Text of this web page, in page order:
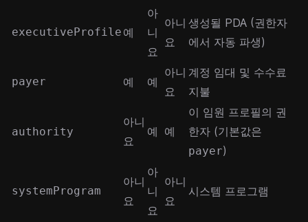
executiveProfile 예
아
니
요
아니
요
생성될 PDA (권한자
에서 자동 파생)
payer 예 예
아니
요
계정 임대 및 수수료
지불
authority
아니
요
예 예
이 임원 프로필의 권
한자 (기본값은
payer)
systemProgram
아니
요
아
니
요
아니
요
시스템 프로그램